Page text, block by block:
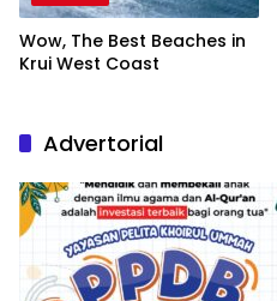
Wow, The Best Beaches in
Krui West Coast
Advertorial